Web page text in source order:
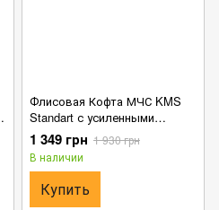
Флисовая Кофта МЧС KMS
Standart с усиленными
вставками синяя размер S
1 349 грн 1 930 грн
В наличии
Купить